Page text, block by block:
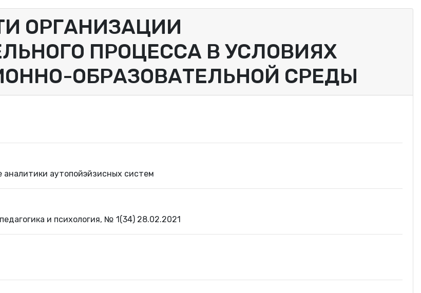
ОРГАНИЗАЦИИ
ПРОЦЕССА В УСЛОВИЯХ
ОБРАЗОВАТЕЛЬНОЙ СРЕДЫ
аутопойэйзисных систем
и психология, № 1(34) 28.02.2021